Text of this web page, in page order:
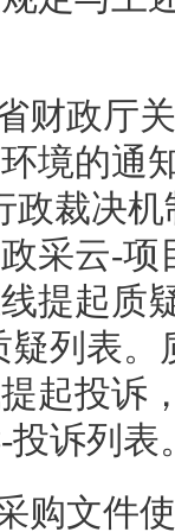
财政厅
境的通
政裁决
采云-
提起质
疑列表
起投诉
投诉列表
购文件